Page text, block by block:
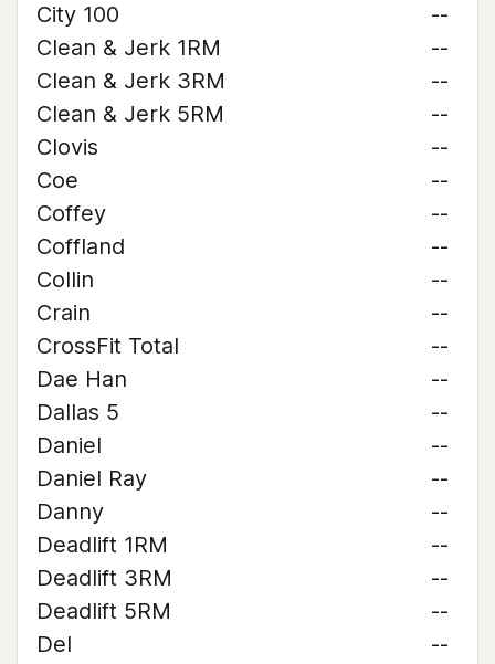
City 100
--
Clean & Jerk 1RM
--
Clean & Jerk 3RM
--
Clean & Jerk 5RM
--
Clovis
--
Coe
--
Coffey
--
Coffland
--
Collin
--
Crain
--
CrossFit Total
--
Dae Han
--
Dallas 5
--
Daniel
--
Daniel Ray
--
Danny
--
Deadlift 1RM
--
Deadlift 3RM
--
Deadlift 5RM
--
Del
--